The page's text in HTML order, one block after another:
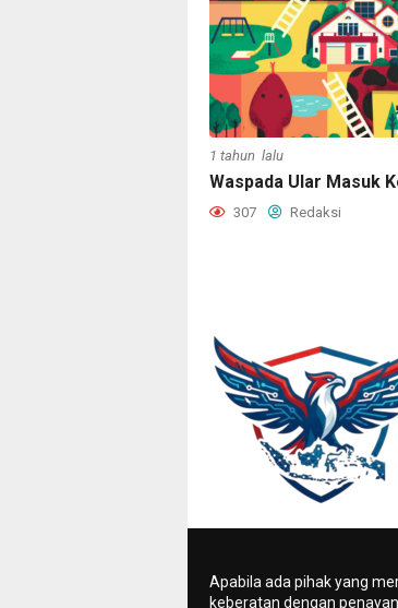
1 tahun lalu
Waspada Ular Masuk
307 Redaksi
Apabila ada pihak yang
keberatan dengan